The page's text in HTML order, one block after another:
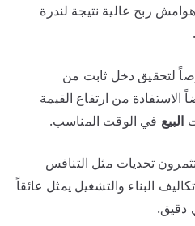
ربح عالية نتيجة لندرة
.
لتحقيق دخل ثابت من
الاستفادة من ارتفاع القيمة
البيع في الوقت المناسب.
تحديات مثل التنافس
البناء والتشغيل يمثل عائقاً
دقيق.